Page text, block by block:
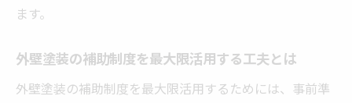
ます。
外壁塗装の補助制度を最大限活用する工夫とは
外壁塗装の補助制度を最大限活用するためには、事前準